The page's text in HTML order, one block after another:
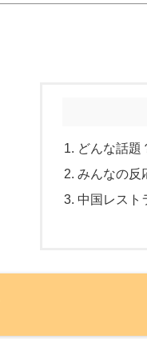
どんな話題
みんなの反
中国レスト